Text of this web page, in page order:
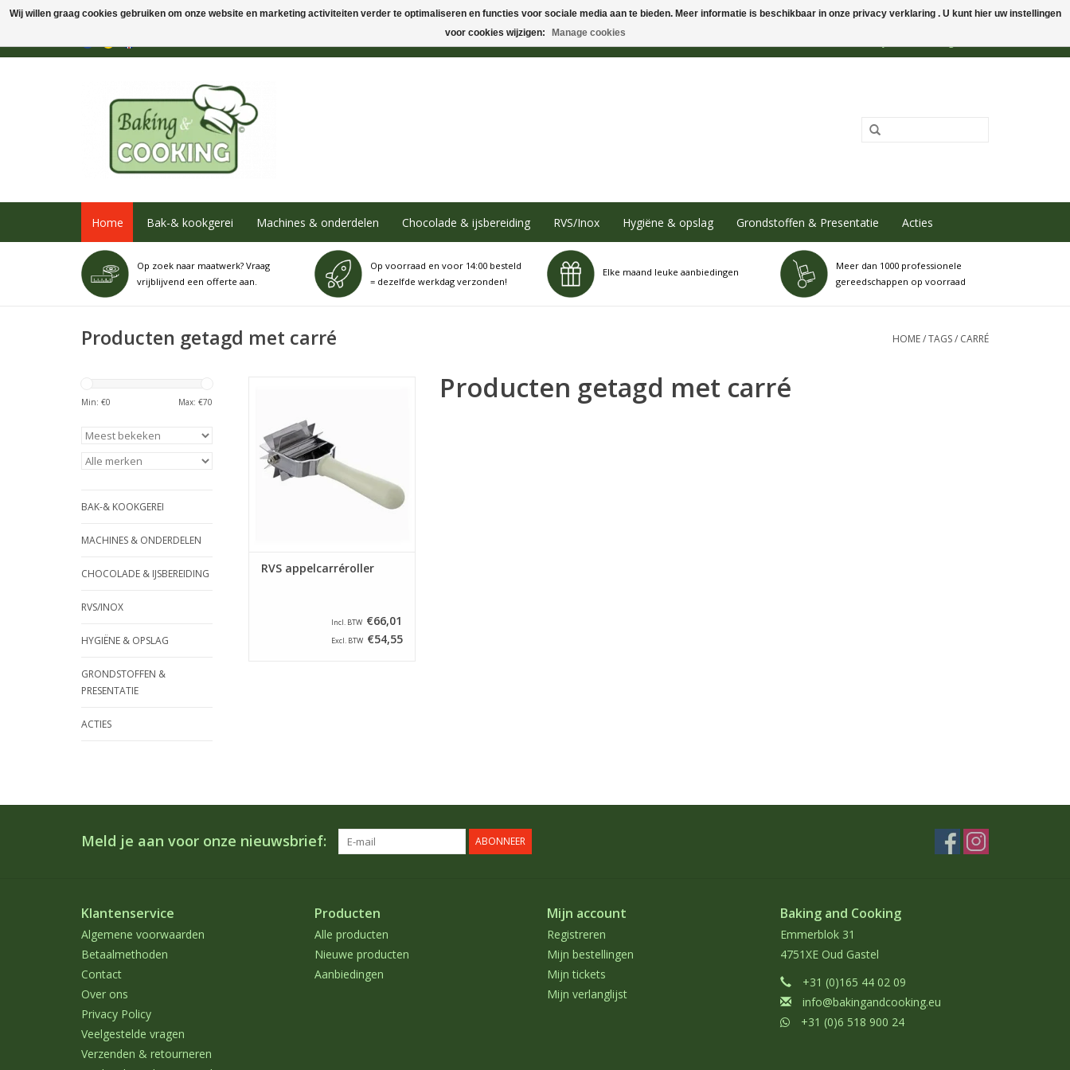
Home Bak-& kookgerei Machines & onderdelen Chocolade & ijsbereiding RVS/Inox Hygiëne & opslag Grondstoffen & Presentatie Acties
Op zoek naar maatwerk? Vraag
vrijblijvend een offerte aan.
Op voorraad en voor 14:00 besteld
= dezelfde werkdag verzonden!
Elke maand leuke aanbiedingen
Meer dan 1000 professionele
gereedschappen op voorraad
Producten getagd met carré HOME/TAGS/ CARRÉ
Min: €0 Max: €70
BAK-& KOOKGEREI
MACHINES & ONDERDELEN
CHOCOLADE & IJSBEREIDING
RVS/INOX
HYGIËNE & OPSLAG
GRONDSTOFFEN &
PRESENTATIE
ACTIES
TOEVOEGEN AAN WINKELWAGEN
RVS appelcarréroller
Incl. BTW €66,01
Excl. BTW €54,55
Producten getagd met carré
Meld je aan voor onze nieuwsbrief: ABONNEER
Klantenservice
Algemene voorwaarden
Betaalmethoden
Contact
Over ons
Privacy Policy
Veelgestelde vragen
Verzenden & retourneren
Producten
Alle producten
Nieuwe producten
Aanbiedingen
Mijn account
Registreren
Mijn bestellingen
Mijn tickets
Mijn verlanglijst
Baking and Cooking
Emmerblok 31
4751XE Oud Gastel
+31 (0)165 44 02 09
info@bakingandcooking.eu
+31 (0)6 518 900 24
Wij willen graag cookies gebruiken om onze website en marketing activiteiten verder te optimaliseren en functies voor sociale media aan te bieden. Meer informatie is beschikbaar in onze privacy verklaring . U kunt hier uw instellingen
voor cookies wijzigen:
Manage cookies